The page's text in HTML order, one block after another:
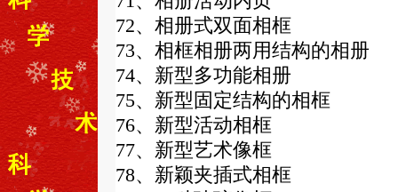
72、相册式双面相框
73、相框相册两用结构的相册
74、新型多功能相册
75、新型固定结构的相框
76、新型活动相框
77、新型艺术像框
78、新颖夹插式相框